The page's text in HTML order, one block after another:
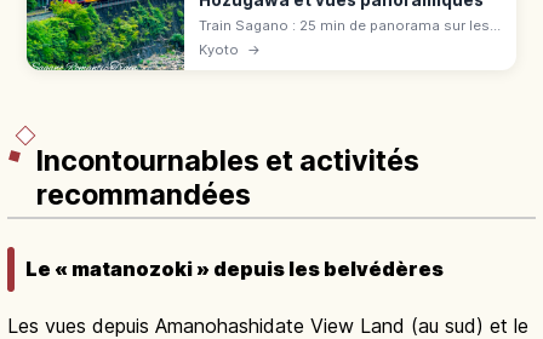
Train Sagano : 25 min de panorama sur les
gorges de Hozugawa (7,3 km). Tarif 880 ¥,
voiture « The Rich », réservation cerisiers et
Kyoto →
Incontournables et activités
recommandées
Le « matanozoki » depuis les belvédères
Les vues depuis Amanohashidate View Land (au sud) et le